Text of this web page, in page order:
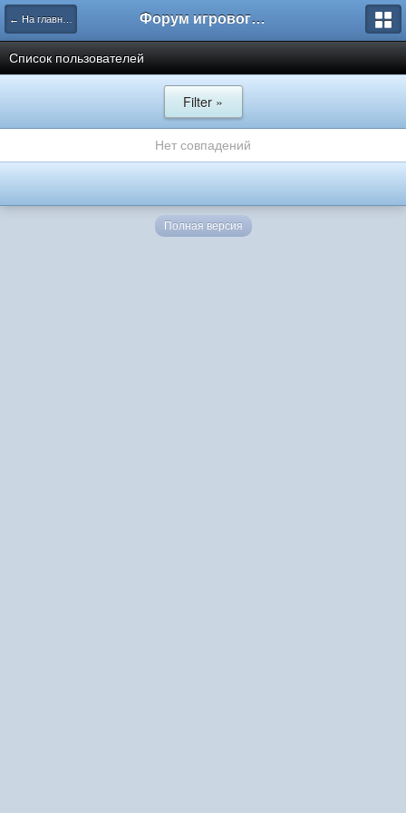
← На главную Форум игрового проекта Riverrise
Список пользователей
Filter »
Нет совпадений
Полная версия